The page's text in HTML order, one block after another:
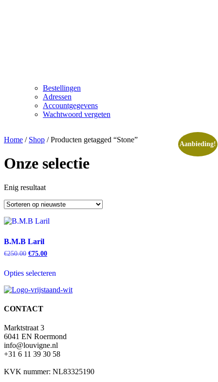
Bestellingen
Adressen
Accountgegevens
Wachtwoord vergeten
Home / Shop / Producten getagged “Stone”
Onze selectie
Enig resultaat
Aanbieding!
B.M.B Laril
€250.00 Oorspronkelijke
was:
€250.00.
€75.00
€75.00.
Opties selecteren
product
meerdere
Deze
optie
kan
gekozen
op
CONTACT
Marktstraat 3
6041 EN Roermond
info@louvigne.nl
+31 6 11 39 30 58
KVK nummer: NL83325190